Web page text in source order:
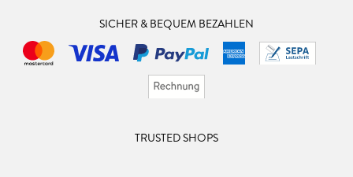
SICHER & BEQUEM BEZAHLEN
TRUSTED SHOPS